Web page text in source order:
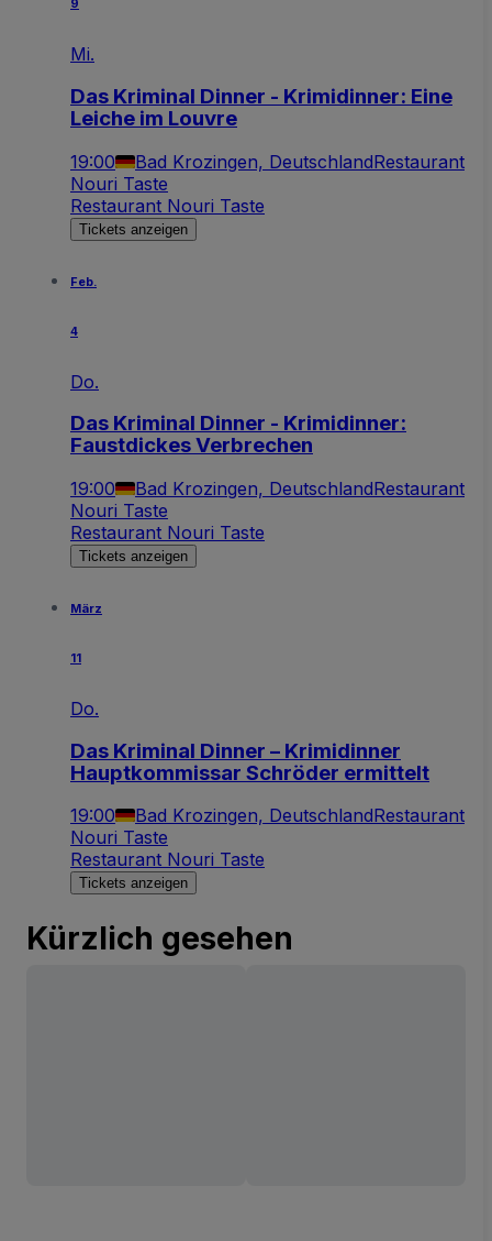
9
Mi.
Das Kriminal Dinner - Krimidinner: Eine
Leiche im Louvre
19:00 Bad Krozingen, DeutschlandRestaurant
Nouri Taste
Restaurant Nouri Taste
Tickets anzeigen
Feb.
4
Do.
Das Kriminal Dinner - Krimidinner:
Faustdickes Verbrechen
19:00 Bad Krozingen, DeutschlandRestaurant
Nouri Taste
Restaurant Nouri Taste
Tickets anzeigen
März
11
Do.
Das Kriminal Dinner – Krimidinner
Hauptkommissar Schröder ermittelt
19:00 Bad Krozingen, DeutschlandRestaurant
Nouri Taste
Restaurant Nouri Taste
Tickets anzeigen
Kürzlich gesehen